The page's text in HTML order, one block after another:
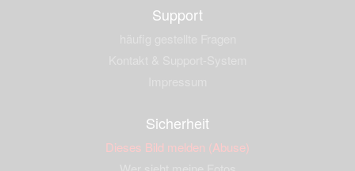
Support
Sicherheit
Dieses Bild melden (Abuse)